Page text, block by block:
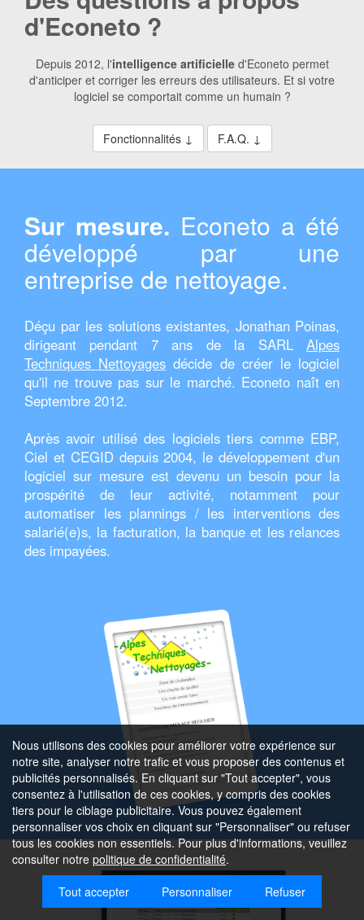
Nous utilisons des cookies pour améliorer votre expérience sur
notre site, analyser notre trafic et vous proposer des contenus et
publicités personnalisés. En cliquant sur "Tout accepter", vous
consentez à l'utilisation de ces cookies, y compris des cookies
tiers pour le ciblage publicitaire. Vous pouvez également
personnaliser vos choix en cliquant sur "Personnaliser" ou refuser
tous les cookies non essentiels. Pour plus d'informations, veuillez
consulter notre politique de confidentialité.
Tout accepter
Personnaliser Refuser
d'Econeto ?
Depuis 2012, l'intelligence artificielled'Econeto permet
d'anticiper et corriger les erreurs des utilisateurs. Et si votre
logiciel se comportait comme un humain ?
Fonctionnalités ↓ F.A.Q. ↓
Sur mesure. Econeto a été
développé par une
entreprise de nettoyage.
Déçu par les solutions existantes, Jonathan Poinas,
dirigeant pendant 7 ans de la SARL Alpes
Techniques Nettoyages décide de créer le logiciel
qu'il ne trouve pas sur le marché. Econeto naît en
Septembre 2012.
Après avoir utilisé des logiciels tiers comme EBP,
Ciel et CEGID depuis 2004, le développement d'un
logiciel sur mesure est devenu un besoin pour la
prospérité de leur activité, notamment pour
automatiser les plannings / les interventions des
salarié(e)s, la facturation, la banque et les relances
des impayées.